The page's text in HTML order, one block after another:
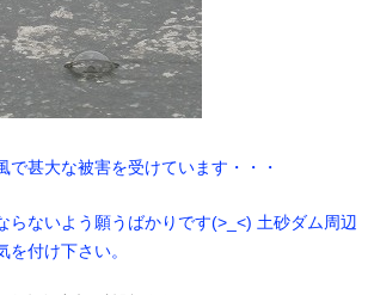
で甚大な被害を受けています・・・
らないよう願うばかりです(>_<) 土砂ダム周辺
付け下さい。